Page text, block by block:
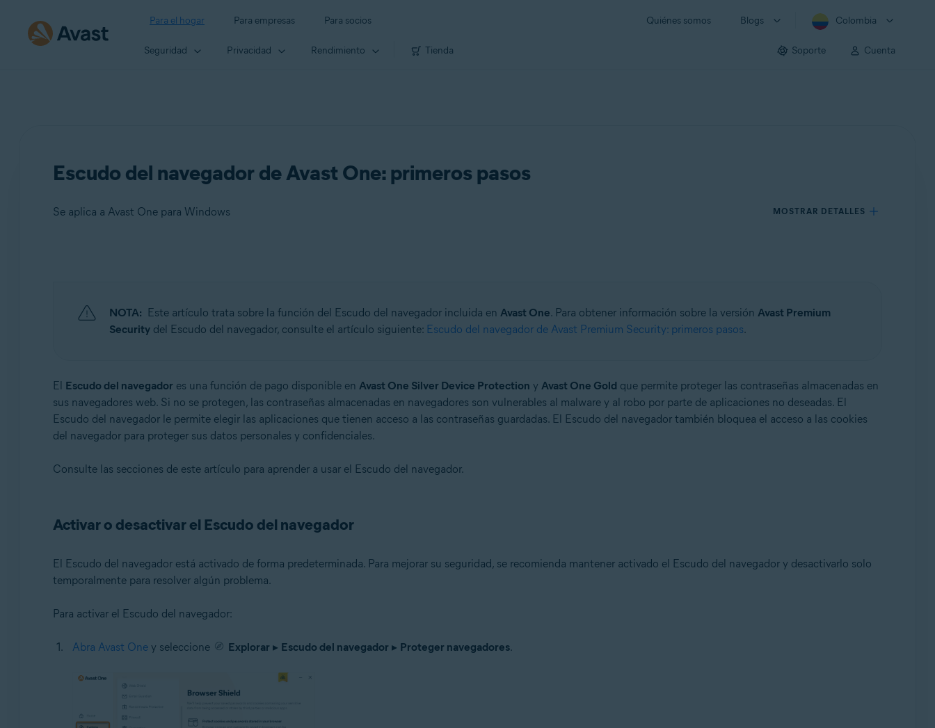
Para el hogar Para empresas Para socios Quiénes somos Blogs Colombia
Seguridad Privacidad Rendimiento Tienda Soporte Cuenta
Escudo del navegador de Avast One: primeros pasos
Se aplica a Avast One para Windows MOSTRAR DETALLES
Sistemas operativos:
Microsoft Windows 8/Pro/Enterprise - 32 o 64 bits
Microsoft Windows 7 Home Basic/Home Premium/Professional/Enterprise/Ultimate - Service Pack 1 con Convenient Rollup Update, 32 o 64 bits
NOTA: Este artículo trata sobre la función del Escudo del navegador incluida en Avast One. Para obtener información sobre la versión Avast Premium
Securitydel Escudo del navegador, consulte el artículo siguiente: Escudo del navegador de Avast Premium Security: primeros pasos.
El Escudo del navegador es una función de pago disponible en Avast One Silver Device Protection y Avast One Gold que permite proteger las contraseñas almacenadas en
sus navegadores web. Si no se protegen, las contraseñas almacenadas en navegadores son vulnerables al malware y al robo por parte de aplicaciones no deseadas. El
Escudo del navegador le permite elegir las aplicaciones que tienen acceso a las contraseñas guardadas. El Escudo del navegador también bloquea el acceso a las cookies
del navegador para proteger sus datos personales y confidenciales.
Consulte las secciones de este artículo para aprender a usar el Escudo del navegador.
Activar o desactivar el Escudo del navegador
El Escudo del navegador está activado de forma predeterminada. Para mejorar su seguridad, se recomienda mantener activado el Escudo del navegador y desactivarlo solo
temporalmente para resolver algún problema.
Para activar el Escudo del navegador:
Abra Avast Oney seleccione Explorar ▸ Escudo del navegador ▸ Proteger navegadores.